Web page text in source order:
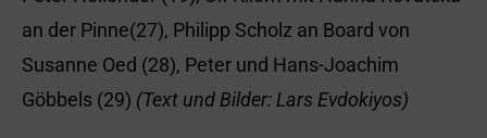
an der Pinne(27), Philipp Scholz an Board von
Susanne Oed (28), Peter und Hans-Joachim
Göbbels (29) (Text und Bilder: Lars Evdokiyos)